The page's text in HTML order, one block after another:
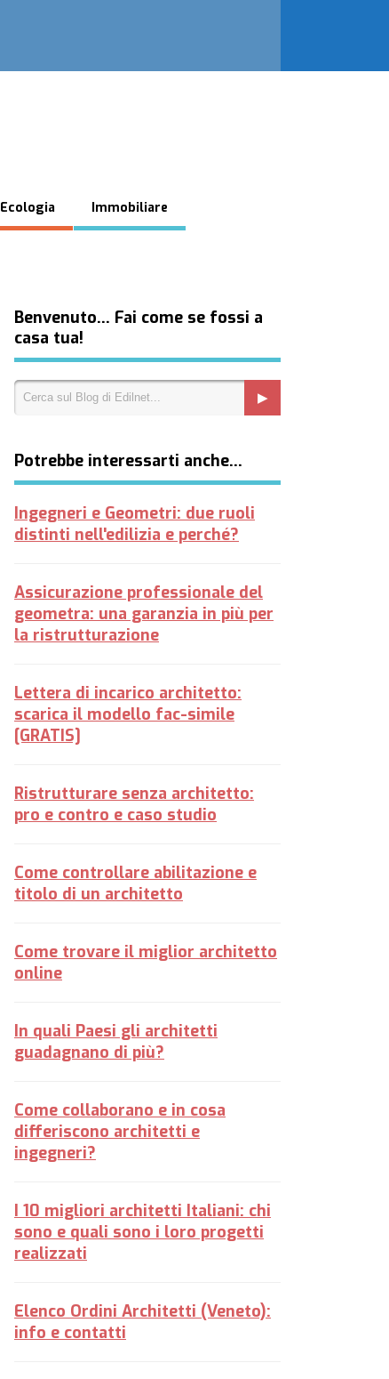
Ecologia Immobiliare
Benvenuto… Fai come se fossi a
casa tua!
Potrebbe interessarti anche…
Ingegneri e Geometri: due ruoli
distinti nell'edilizia e perché?
Assicurazione professionale del
geometra: una garanzia in più per
la ristrutturazione
Lettera di incarico architetto:
scarica il modello fac-simile
[GRATIS]
Ristrutturare senza architetto:
pro e contro e caso studio
Come controllare abilitazione e
titolo di un architetto
Come trovare il miglior architetto
online
In quali Paesi gli architetti
guadagnano di più?
Come collaborano e in cosa
differiscono architetti e
ingegneri?
I 10 migliori architetti Italiani: chi
sono e quali sono i loro progetti
realizzati
Elenco Ordini Architetti (Veneto):
info e contatti